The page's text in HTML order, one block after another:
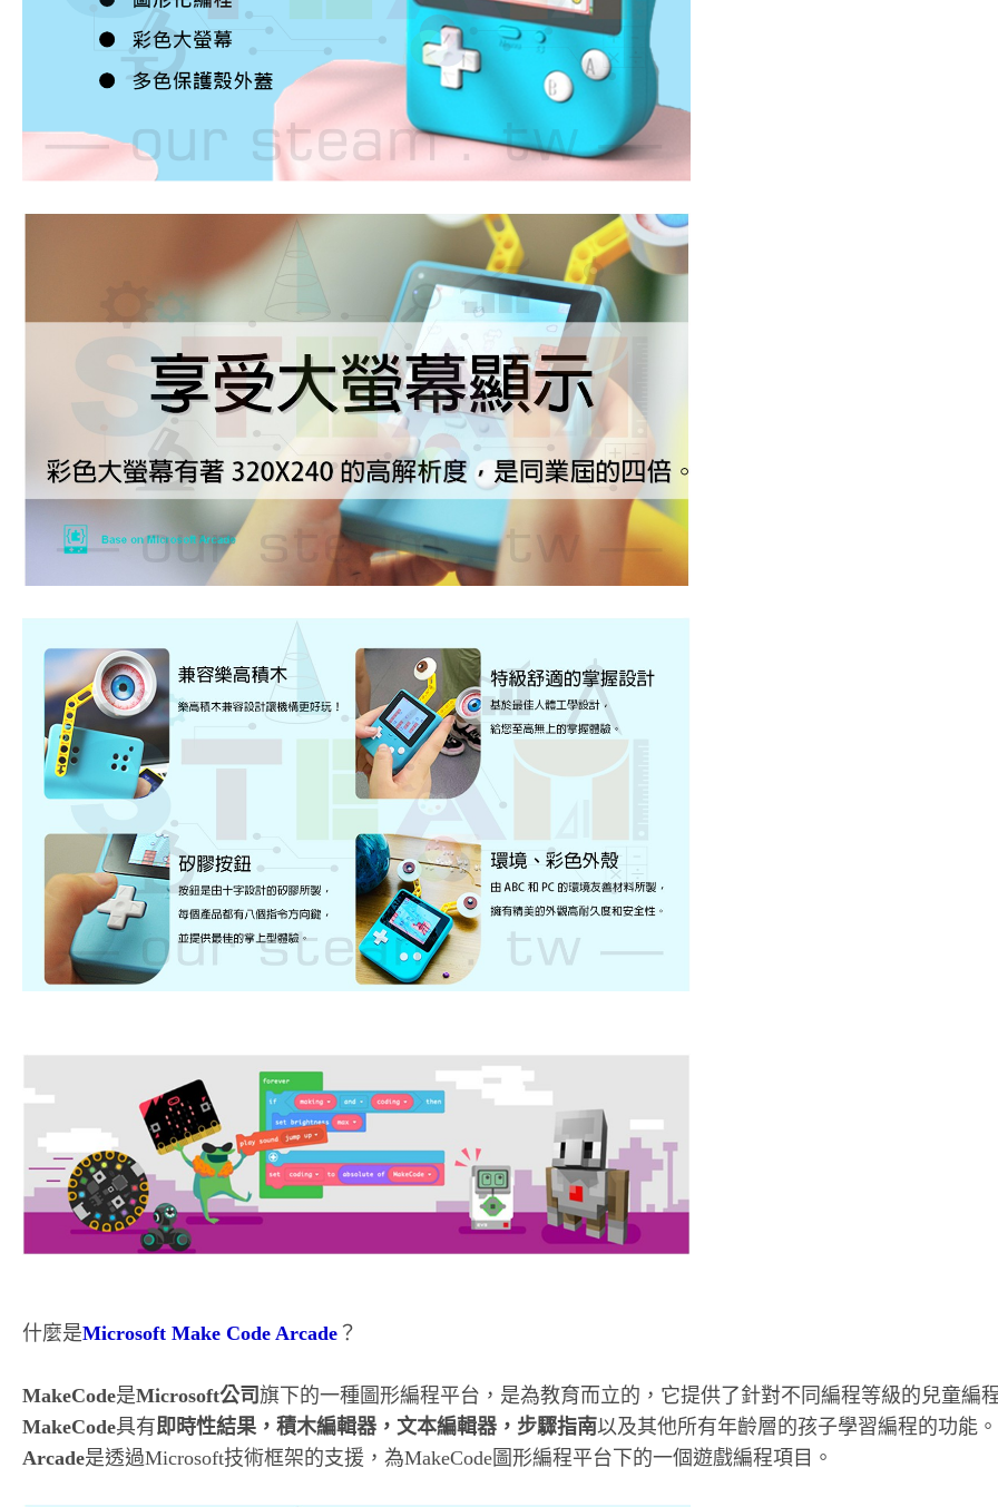
什麼是Microsoft Make Code Arcade ？
MakeCode是Microsoft公司旗下的一種圖形編程平台，是為教育而立的，它提供了針對不同編程等級的兒童編
MakeCode具有即時性結果，積木編輯器，文本編輯器，步驟指南以及其他所有年齡層的孩子學習編程的功能。
Arcade是透過Microsoft技術框架的支援，為MakeCode圖形編程平台下的一個遊戲編程項目。